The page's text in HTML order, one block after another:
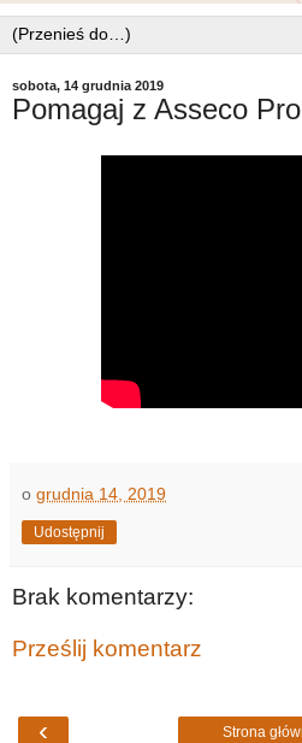
sobota, 14 grudnia 2019
Pomagaj z Asseco
o grudnia 14, 2019
Udostępnij
Brak komentarzy:
Prześlij komentarz
‹ Strona